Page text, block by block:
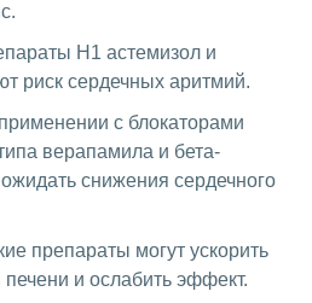
H1 астемизол и
риск сердечных аритмий.
с блокаторами
верапамила и бета-
снижения сердечного
препараты могут ускорить
и ослабить эффект.